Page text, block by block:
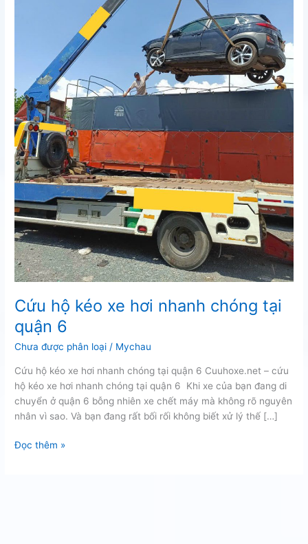
Cứu hộ kéo xe hơi nhanh chóng tại
quận 6
Chưa được phân loại / Mychau
Cứu hộ kéo xe hơi nhanh chóng tại quận 6 Cuuhoxe.net – cứu
hộ kéo xe hơi nhanh chóng tại quận 6 Khi xe của bạn đang di
chuyển ở quận 6 bỗng nhiên xe chết máy mà không rõ nguyên
nhân vì sao. Và bạn đang rất bối rối không biết xử lý thế […]
Cứu
Đọc thêm »